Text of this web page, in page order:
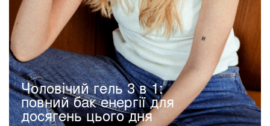
Чоловічий гель 3 в 1:
повний бак енергії для
досягень цього дня